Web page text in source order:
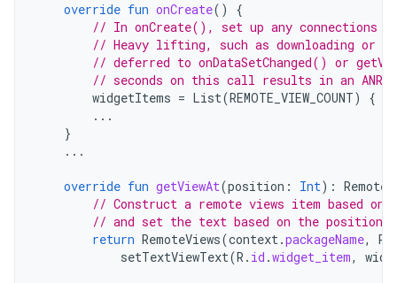
override fun onCreate()
{
// In onCreate(), set up any connections
// Heavy lifting, such as downloading or
// deferred to onDataSetChanged() or
// seconds on this call results in an ANR.
widgetItems = List(REMOTE_VIEW_COUNT) {
...
}
...
override fun getViewAt(position : Int):
// Construct a remote views item based
// and set the text based on the position.
return RemoteViews(context.packageName, R
setTextViewText(R . id .widget_item,